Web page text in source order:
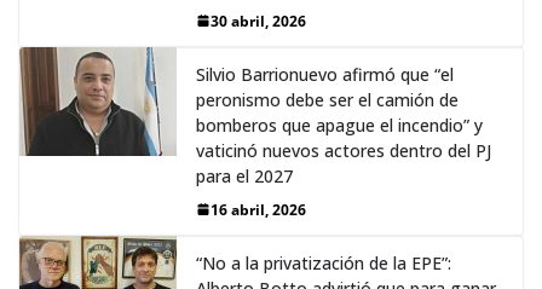
30 abril, 2026
Silvio Barrionuevo afirmó que “el
peronismo debe ser el camión de
bomberos que apague el incendio” y
vaticinó nuevos actores dentro del PJ
para el 2027
16 abril, 2026
“No a la privatización de la EPE”: